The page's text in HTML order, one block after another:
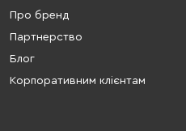
Про бренд
Партнерство
Блог
Корпоративним клієнтам